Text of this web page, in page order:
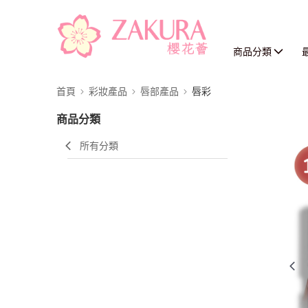
商品分類
首頁 彩妝產品 唇部產品 唇彩
商品分類
所有分類